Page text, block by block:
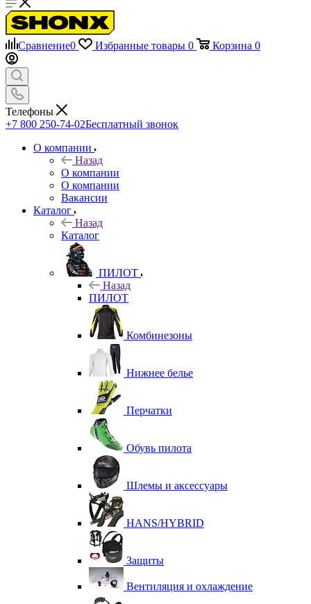
Сравнение0 Избранные товары 0 Корзина 0
Телефоны
+7 800 250-74-02Бесплатный звонок
О компании
Назад
О компании
О компании
Вакансии
Каталог
Назад
Каталог
ПИЛОТ
Назад
ПИЛОТ
Комбинезоны
Нижнее белье
Перчатки
Обувь пилота
Шлемы и аксессуары
HANS/HYBRID
Защиты
Вентиляция и охлаждение